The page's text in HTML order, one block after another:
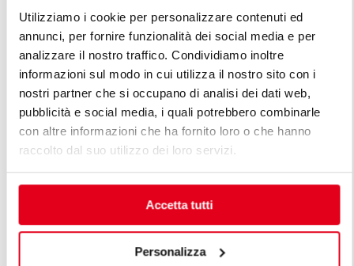
Utilizziamo i cookie per personalizzare contenuti ed
annunci, per fornire funzionalità dei social media e per
analizzare il nostro traffico. Condividiamo inoltre
informazioni sul modo in cui utilizza il nostro sito con i
nostri partner che si occupano di analisi dei dati web,
pubblicità e social media, i quali potrebbero combinarle
con altre informazioni che ha fornito loro o che hanno
raccolto dal suo utilizzo dei loro servizi.
Accetta tutti
Personalizza
FIND OUT ALL THE LINES OF PLUS
LINE
An infinite series of solutions to respond to market
demands. Versatile kitchens with different production
capacity features.